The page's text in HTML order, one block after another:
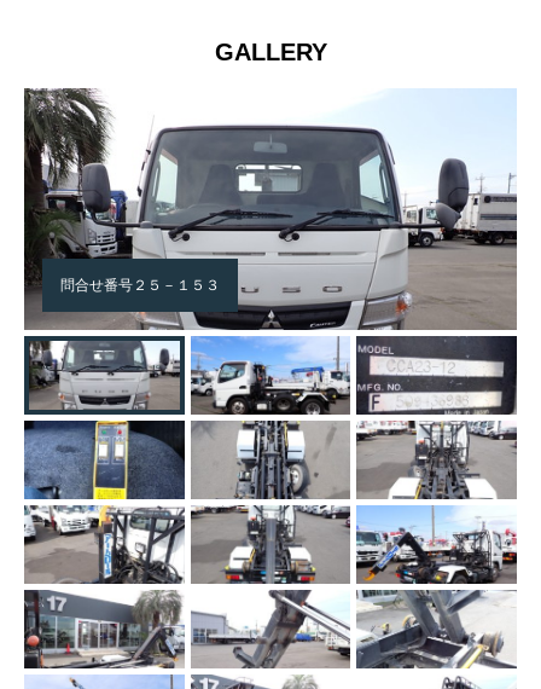
GALLERY
問合せ番号２５－１５３